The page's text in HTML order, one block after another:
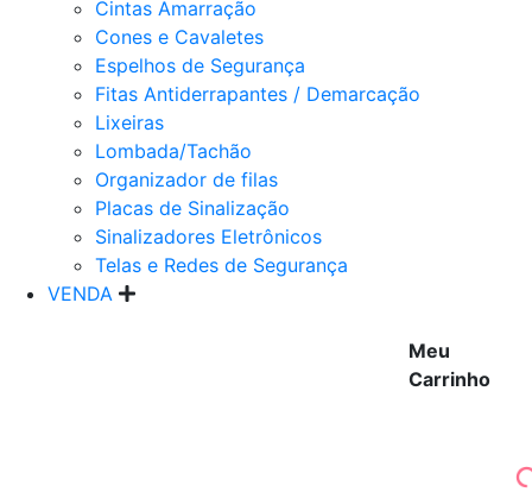
Cintas Amarração
Cones e Cavaletes
Espelhos de Segurança
Fitas Antiderrapantes / Demarcação
Lixeiras
Lombada/Tachão
Organizador de filas
Placas de Sinalização
Sinalizadores Eletrônicos
Telas e Redes de Segurança
VENDA
Meu
Carrinho